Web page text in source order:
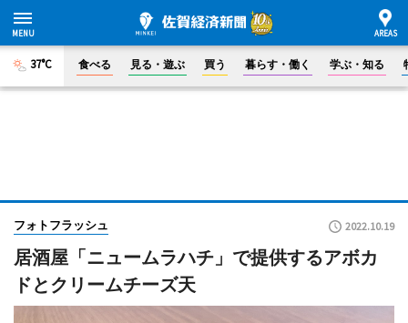
37°C 食べる 見る・遊ぶ 買う 暮らす・働く 学ぶ・知る
フォトフラッシュ 2022.10.19
居酒屋「ニュームラハチ」で提供するアボカ
ドとクリームチーズ天